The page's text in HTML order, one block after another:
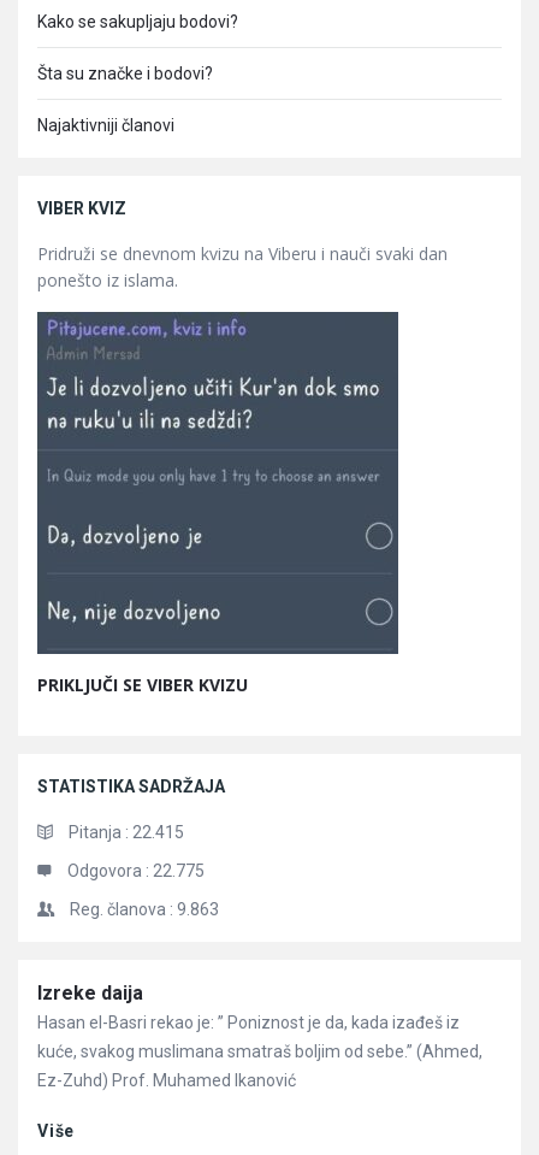
Kako se sakupljaju bodovi?
Šta su značke i bodovi?
Najaktivniji članovi
VIBER KVIZ
Pridruži se dnevnom kvizu na Viberu i nauči svaki dan
ponešto iz islama.
PRIKLJUČI SE VIBER KVIZU
STATISTIKA SADRŽAJA
Pitanja : 22.415
Odgovora : 22.775
Reg. članova : 9.863
Članci
Izreke daija
Hasan el-Basri rekao je: ” Poniznost je da, kada izađeš iz
kuće, svakog muslimana smatraš boljim od sebe.” (Ahmed,
Ez-Zuhd) Prof. Muhamed Ikanović
Više